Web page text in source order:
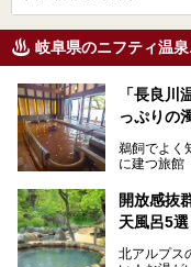
岐阜県のニフティ温
「長良川
っぷりの
鵜飼でよく
に建つ旅館
濁り湯で、
そして大浴
岐阜の手仕
開放感抜
天風呂5選
北アルプス